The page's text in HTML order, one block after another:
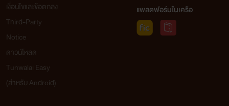
เงื่อนไขและข้อตกลง
Third-Party
Notice
ดาวน์โหลด
Tunwalai Easy
(สำหรับ Android)
แพลตฟอร์มในเครือ